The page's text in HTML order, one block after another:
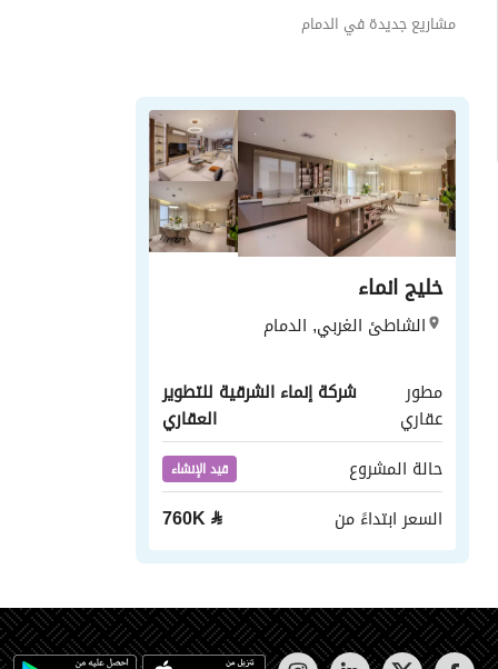
مشاريع جديدة في الدمام
خليج انماء
الشاطئ الغربي, الدمام
مطور
عقاري
شركة إنماء الشرقية للتطوير
العقاري
حالة المشروع
قيد الإنشاء
السعر ابتداءً من ⃁
760K